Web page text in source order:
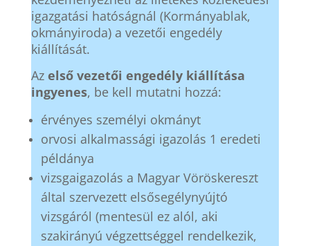
igazgatási hatóságnál (Kormányablak,
okmányiroda) a vezetői engedély
kiállítását.
Az első vezetői engedély kiállítása
ingyenes, be kell mutatni hozzá:
érvényes személyi okmányt
orvosi alkalmassági igazolás 1 eredeti
példánya
vizsgaigazolás a Magyar Vöröskereszt
által szervezett elsősegélynyújtó
vizsgáról (mentesül ez alól, aki
szakirányú végzettséggel rendelkezik,